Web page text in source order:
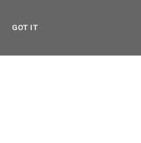
GOT IT